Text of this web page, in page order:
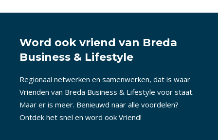
Word ook vriend van Breda
Business & Lifestyle
Regionaal netwerken en samenwerken, dat is waar
Vrienden van Breda Business & Lifestyle voor staat.
Maar er is meer. Benieuwd naar alle voordelen?
Ontdek het snel en word ook Vriend!